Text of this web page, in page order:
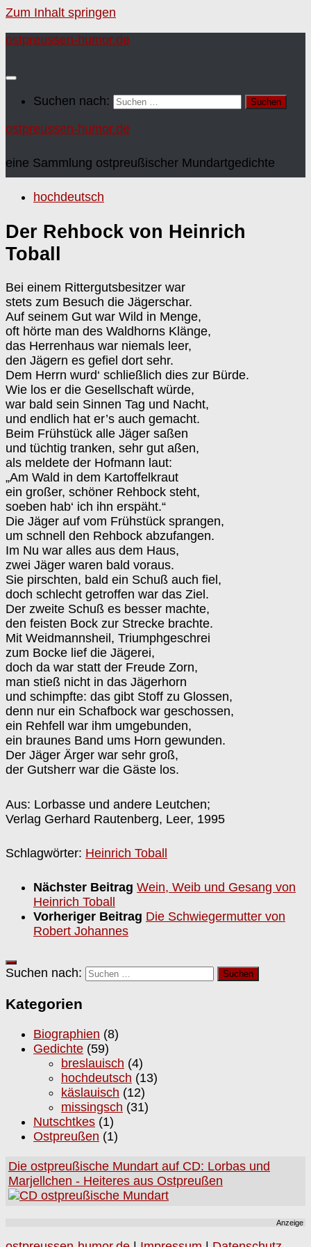
Zum Inhalt springen
ostpreussen-humor.de
Suchen nach:
ostpreussen-humor.de
eine Sammlung ostpreußischer Mundartgedichte
hochdeutsch
Der Rehbock von Heinrich
Toball
Bei einem Rittergutsbesitzer war
stets zum Besuch die Jägerschar.
Auf seinem Gut war Wild in Menge,
oft hörte man des Waldhorns Klänge,
das Herrenhaus war niemals leer,
den Jägern es gefiel dort sehr.
Dem Herrn wurd‘ schließlich dies zur Bürde.
Wie los er die Gesellschaft würde,
war bald sein Sinnen Tag und Nacht,
und endlich hat er’s auch gemacht.
Beim Frühstück alle Jäger saßen
und tüchtig tranken, sehr gut aßen,
als meldete der Hofmann laut:
„Am Wald in dem Kartoffelkraut
ein großer, schöner Rehbock steht,
soeben hab‘ ich ihn erspäht.“
Die Jäger auf vom Frühstück sprangen,
um schnell den Rehbock abzufangen.
Im Nu war alles aus dem Haus,
zwei Jäger waren bald voraus.
Sie pirschten, bald ein Schuß auch fiel,
doch schlecht getroffen war das Ziel.
Der zweite Schuß es besser machte,
den feisten Bock zur Strecke brachte.
Mit Weidmannsheil, Triumphgeschrei
zum Bocke lief die Jägerei,
doch da war statt der Freude Zorn,
man stieß nicht in das Jägerhorn
und schimpfte: das gibt Stoff zu Glossen,
denn nur ein Schafbock war geschossen,
ein Rehfell war ihm umgebunden,
ein braunes Band ums Horn gewunden.
Der Jäger Ärger war sehr groß,
der Gutsherr war die Gäste los.
Aus: Lorbasse und andere Leutchen;
Verlag Gerhard Rautenberg, Leer, 1995
Schlagwörter: Heinrich Toball
Nächster Beitrag Wein, Weib und Gesang von
Heinrich Toball
Vorheriger Beitrag Die Schwiegermutter von
Robert Johannes
Suchen nach:
Kategorien
Biographien (8)
Gedichte (59)
breslauisch (4)
hochdeutsch (13)
käslauisch (12)
missingsch (31)
Nutschtkes (1)
Ostpreußen (1)
Die ostpreußische Mundart auf CD: Lorbas und
Marjellchen - Heiteres aus Ostpreußen
Anzeige